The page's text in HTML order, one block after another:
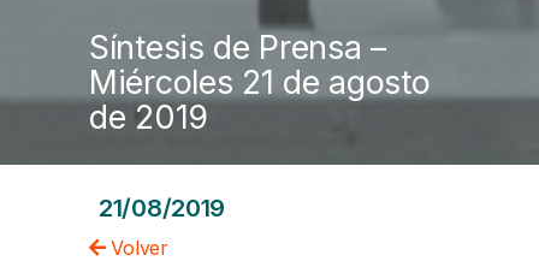
Síntesis de Prensa –
Miércoles 21 de agosto
de 2019
21/08/2019
Volver